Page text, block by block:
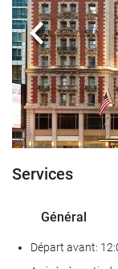
Précédent
Services
Général
Départ avant: